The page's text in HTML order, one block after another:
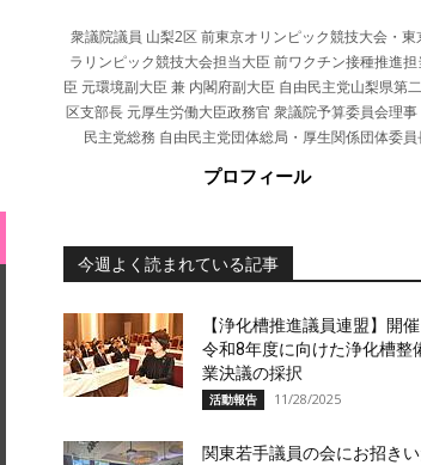
衆議院議員 山梨2区 前東京オリンピック競技大会・東
ラリンピック競技大会担当大臣 前ワクチン接種推進担
臣 元環境副大臣 兼 内閣府副大臣 自由民主党山梨県第
区支部長 元厚生労働大臣政務官 衆議院予算委員会理事
民主党総務 自由民主党団体総局・厚生関係団体委員
プロフィール
今週よく読まれている記事
【浄化槽推進議員連盟】開催
令和8年度に向けた浄化槽整
業決議の採択
活動報告 11/28/2025
関東若手議員の会にお招き